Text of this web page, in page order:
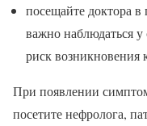
посещайте доктора
важно наблюдаться у
риск возникновения
При появлении
посетите нефролога,